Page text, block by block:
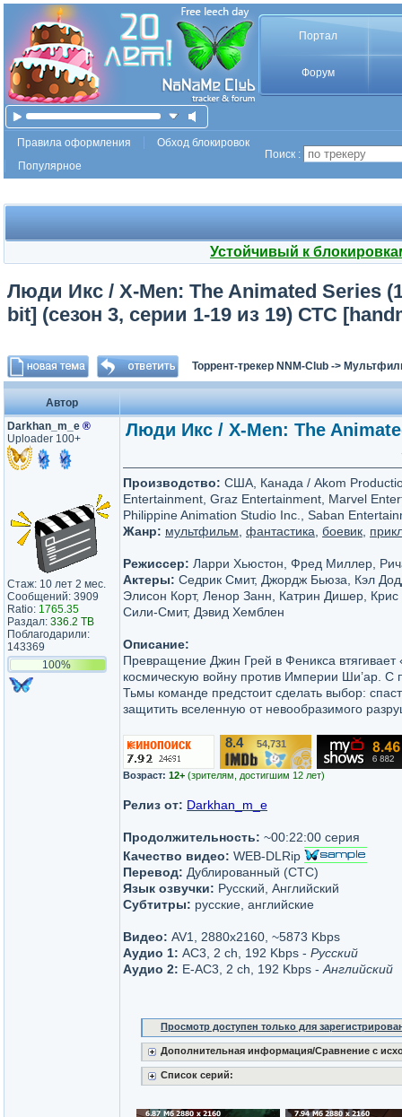
Портал
Форум
Правила оформления
Обход блокировок
Популярное
Поиск :
Устойчивый к
Люди Икс / X-Men: The Animated Series
bit] (сезон 3, серии 1-19 из 19) СТС
Торрент-трекер NNM-Club ->
Автор
Darkhan_m_e ®
Uploader 100+
Стаж: 10 лет 2 мес.
Сообщений: 3909
Ratio: 1765.35
Раздал: 336.2 TB
Поблагодарили:
143369
100%
Люди Икс / X-Men: The
Производство: США, Канада / Akom
Entertainment, Graz Entertainment, Marvel
Philippine Animation Studio Inc., Saban
Жанр: мультфильм фантастика боевик
Режиссер: Ларри Хьюстон, Фред Миллер,
Актеры: Седрик Смит, Джордж Бьюза, Кэл
Элисон Корт, Ленор Занн, Катрин Дишер,
Сили-Смит, Дэвид Хемблен
Описание:
Превращение Джин Грей в Феникса
космическую войну против Империи Ши’ар. С
Тьмы команде предстоит сделать выбор:
защитить вселенную от невообразимого
8.4/10 54,731
Возраст: 12+ (зрителям, достигшим 12 лет)
Релиз от: Darkhan_m_e
Продолжительность: ~00:22:00 серия
Качество видео: WEB-DLRip
Перевод: Дублированный (СТС)
Язык озвучки: Русский, Английский
Субтитры: русские, английские
Видео: AV1, 2880x2160, ~5873 Kbps
Аудио 1: AC3, 2 ch, 192 Kbps - Русский
Аудио 2: E-AC3, 2 ch, 192 Kbps - Английский
Просмотр доступен только для
Дополнительная информация/Сравнение с
Список серий: